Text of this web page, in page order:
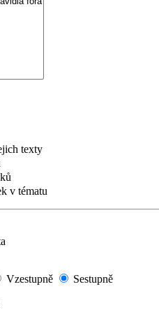
texty
v tématu
Vzestupně
Sestupně